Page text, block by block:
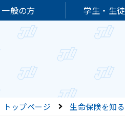
一般の方 学生・生
トップページ 生命保険を知